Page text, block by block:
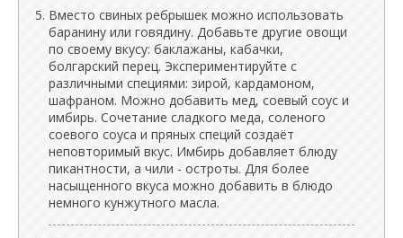
Вместо свиных ребрышек можно использовать
баранину или говядину. Добавьте другие овощи
по своему вкусу: баклажаны, кабачки,
болгарский перец. Экспериментируйте с
различными специями: зирой, кардамоном,
шафраном. Можно добавить мед, соевый соус и
имбирь. Сочетание сладкого меда, соленого
соевого соуса и пряных специй создаёт
неповторимый вкус. Имбирь добавляет блюду
пикантности, а чили - остроты. Для более
насыщенного вкуса можно добавить в блюдо
немного кунжутного масла.